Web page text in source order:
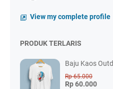
View my complete profile
PRODUK TERLARIS
Baju Kaos
Rp 65.000
Rp 60.000